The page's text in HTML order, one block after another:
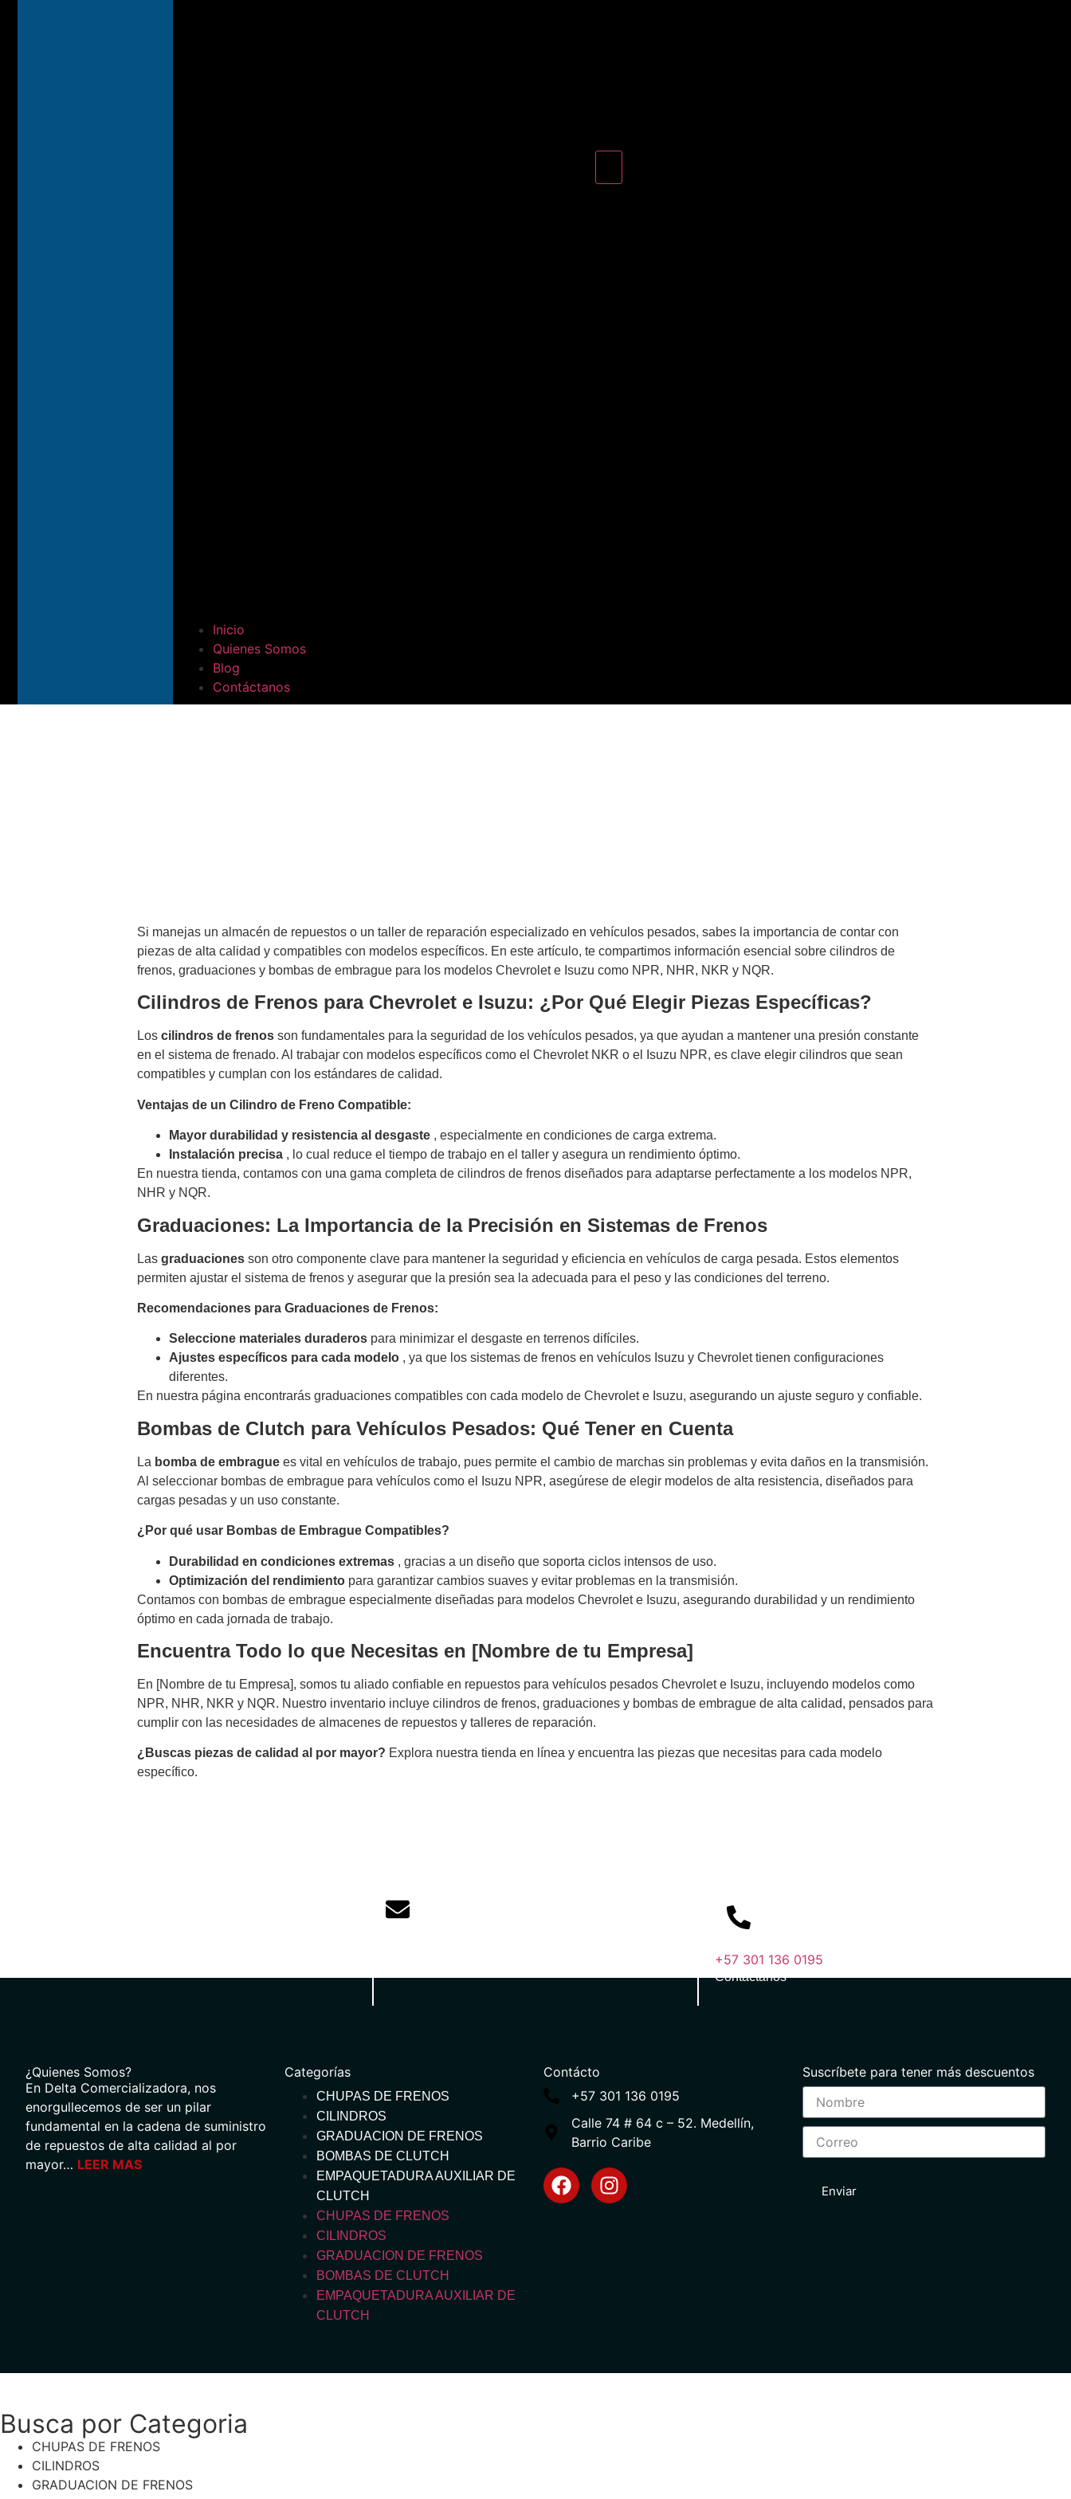
Inicio
Quienes Somos
Blog
Contáctanos
Si manejas un almacén de repuestos o un taller de reparación especializado en vehículos pesados, sabes la importancia de contar con
piezas de alta calidad y compatibles con modelos específicos. En este artículo, te compartimos información esencial sobre cilindros de
frenos, graduaciones y bombas de embrague para los modelos Chevrolet e Isuzu como NPR, NHR, NKR y NQR.
Cilindros de Frenos para Chevrolet e Isuzu: ¿Por Qué Elegir Piezas Específicas?
Los cilindros de frenos son fundamentales para la seguridad de los vehículos pesados, ya que ayudan a mantener una presión constante
en el sistema de frenado. Al trabajar con modelos específicos como el Chevrolet NKR o el Isuzu NPR, es clave elegir cilindros que sean
compatibles y cumplan con los estándares de calidad.
Ventajas de un Cilindro de Freno Compatible:
Mayor durabilidad y resistencia al desgaste , especialmente en condiciones de carga extrema.
Instalación precisa , lo cual reduce el tiempo de trabajo en el taller y asegura un rendimiento óptimo.
En nuestra tienda, contamos con una gama completa de cilindros de frenos diseñados para adaptarse perfectamente a los modelos NPR,
NHR y NQR.
Graduaciones: La Importancia de la Precisión en Sistemas de Frenos
Las graduaciones son otro componente clave para mantener la seguridad y eficiencia en vehículos de carga pesada. Estos elementos
permiten ajustar el sistema de frenos y asegurar que la presión sea la adecuada para el peso y las condiciones del terreno.
Recomendaciones para Graduaciones de Frenos:
Seleccione materiales duraderos para minimizar el desgaste en terrenos difíciles.
Ajustes específicos para cada modelo , ya que los sistemas de frenos en vehículos Isuzu y Chevrolet tienen configuraciones
diferentes.
En nuestra página encontrarás graduaciones compatibles con cada modelo de Chevrolet e Isuzu, asegurando un ajuste seguro y confiable.
Bombas de Clutch para Vehículos Pesados: Qué Tener en Cuenta
La bomba de embrague es vital en vehículos de trabajo, pues permite el cambio de marchas sin problemas y evita daños en la transmisión.
Al seleccionar bombas de embrague para vehículos como el Isuzu NPR, asegúrese de elegir modelos de alta resistencia, diseñados para
cargas pesadas y un uso constante.
¿Por qué usar Bombas de Embrague Compatibles?
Durabilidad en condiciones extremas , gracias a un diseño que soporta ciclos intensos de uso.
Optimización del rendimiento para garantizar cambios suaves y evitar problemas en la transmisión.
Contamos con bombas de embrague especialmente diseñadas para modelos Chevrolet e Isuzu, asegurando durabilidad y un rendimiento
óptimo en cada jornada de trabajo.
Encuentra Todo lo que Necesitas en [Nombre de tu Empresa]
En [Nombre de tu Empresa], somos tu aliado confiable en repuestos para vehículos pesados ​​Chevrolet e Isuzu, incluyendo modelos como
NPR, NHR, NKR y NQR. Nuestro inventario incluye cilindros de frenos, graduaciones y bombas de embrague de alta calidad, pensados ​​para
cumplir con las necesidades de almacenes de repuestos y talleres de reparación.
¿Buscas piezas de calidad al por mayor? Explora nuestra tienda en línea y encuentra las piezas que necesitas para cada modelo
específico.
+57 301 136 0195
Contáctanos
¿Quienes Somos?
En Delta Comercializadora, nos
enorgullecemos de ser un pilar
fundamental en la cadena de suministro
de repuestos de alta calidad al por
mayor… LEER MAS
Categorías
CHUPAS DE FRENOS
CILINDROS
GRADUACION DE FRENOS
BOMBAS DE CLUTCH
EMPAQUETADURA AUXILIAR DE
CLUTCH
CHUPAS DE FRENOS
CILINDROS
GRADUACION DE FRENOS
BOMBAS DE CLUTCH
EMPAQUETADURA AUXILIAR DE
CLUTCH
Contácto
+57 301 136 0195
Calle 74 # 64 c – 52. Medellín,
Barrio Caribe
Suscríbete para tener más descuentos
Enviar
Busca por Categoria
CHUPAS DE FRENOS
CILINDROS
GRADUACION DE FRENOS